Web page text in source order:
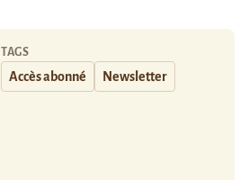
TAGS
Accès abonné Newsletter